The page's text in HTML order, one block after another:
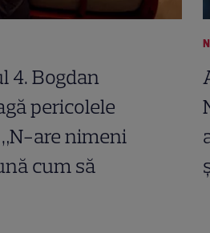
4. Bogdan
pericolele
are nimeni
cum să